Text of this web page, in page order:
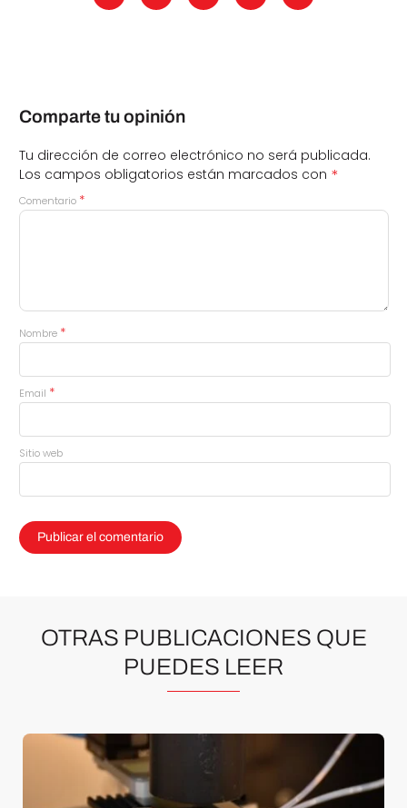
Comparte tu opinión
Tu dirección de correo electrónico no será publicada.
Los campos obligatorios están marcados con *
Comentario *
Nombre *
Email *
Sitio web
OTRAS PUBLICACIONES QUE
PUEDES LEER